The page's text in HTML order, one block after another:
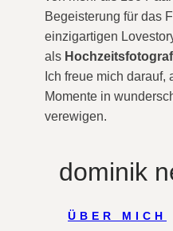
Begeisterung für das
einzigartigen
als
Ich freue mich
Momente in
verewigen.
dominik
ÜBER MICH